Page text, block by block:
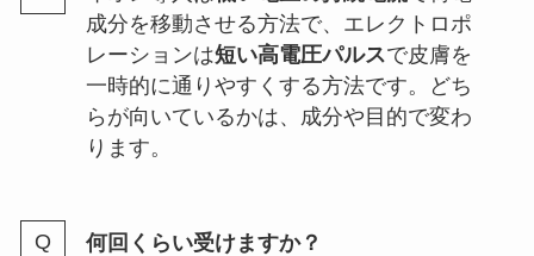
成分を移動させる方法で、エレクトロポ
レーションは短い高電圧パルスで皮膚を
一時的に通りやすくする方法です。どち
らが向いているかは、成分や目的で変わ
ります。
何回くらい受けますか？